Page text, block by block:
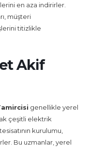
en aza indirirler.
müşteri
titizlikle
Akif
genellikle yerel
çeşitli elektrik
kurulumu,
Bu uzmanlar, yerel